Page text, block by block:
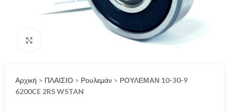
Αρχική > ΠΛΑΙΣΙΟ > Ρουλεμάν > ΡΟΥΛΕΜΑΝ 10-30-9
6200CE 2RS WSTAN